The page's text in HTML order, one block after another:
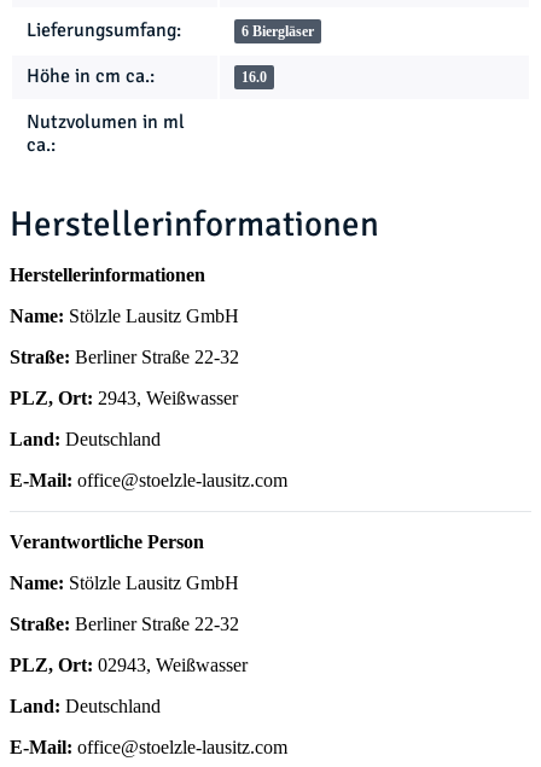
Lieferungsumfang: 6 Biergläser
Höhe in cm ca.: 16.0
Nutzvolumen in ml
ca.:
Herstellerinformationen
Herstellerinformationen
Name: Stölzle Lausitz GmbH
Straße: Berliner Straße 22-32
PLZ, Ort: 2943, Weißwasser
Land: Deutschland
E-Mail: office@stoelzle-lausitz.com
Verantwortliche Person
Name: Stölzle Lausitz GmbH
Straße: Berliner Straße 22-32
PLZ, Ort: 02943, Weißwasser
Land: Deutschland
E-Mail: office@stoelzle-lausitz.com